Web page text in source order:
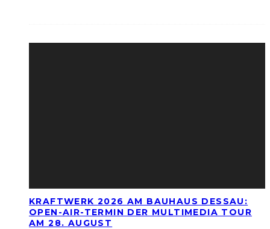
KRAFTWERK 2026 AM BAUHAUS DESSAU:
OPEN-AIR-TERMIN DER MULTIMEDIA TOUR
AM 28. AUGUST